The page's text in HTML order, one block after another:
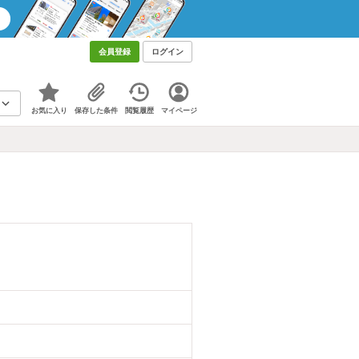
会員登録 ログイン
お気に入り 保存した条件 閲覧履歴 マイページ